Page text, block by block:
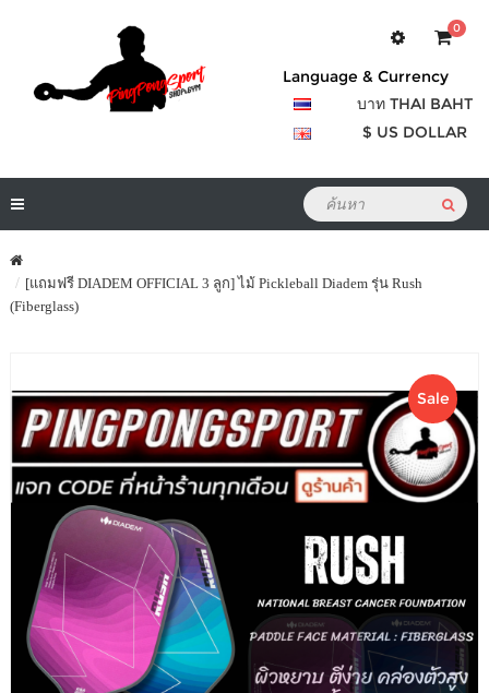
0
Language & Currency
บาท THAI BAHT
$ US DOLLAR
[แถมฟรี DIADEM OFFICIAL 3 ลูก] ไม้ Pickleball Diadem รุ่น Rush
(Fiberglass)
Sale